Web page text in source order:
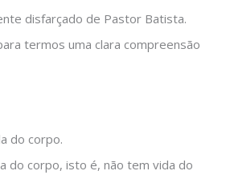
disfarçado de Pastor Batista.
termos uma clara compreensão
do corpo.
do corpo, isto é, não tem vida do